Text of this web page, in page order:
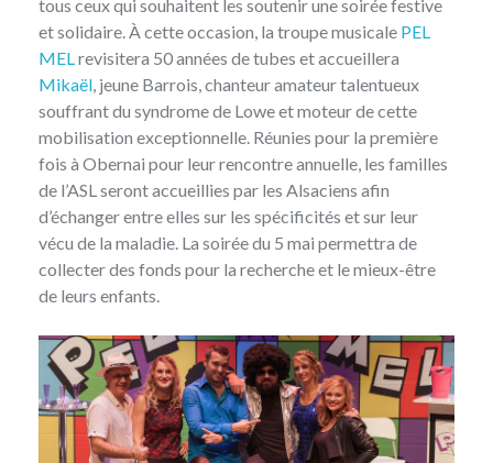
tous ceux qui souhaitent les soutenir une soirée festive
et solidaire. À cette occasion, la troupe musicale PEL
MEL revisitera 50 années de tubes et accueillera
Mikaël , jeune Barrois, chanteur amateur talentueux
souffrant du syndrome de Lowe et moteur de cette
mobilisation exceptionnelle. Réunies pour la première
fois à Obernai pour leur rencontre annuelle, les familles
de l’ASL seront accueillies par les Alsaciens afin
d’échanger entre elles sur les spécificités et sur leur
vécu de la maladie. La soirée du 5 mai permettra de
collecter des fonds pour la recherche et le mieux-être
de leurs enfants.